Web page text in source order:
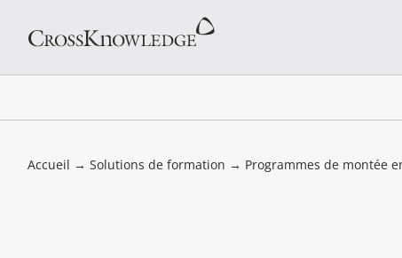
Accueil → Solutions de formation → Programmes de montée